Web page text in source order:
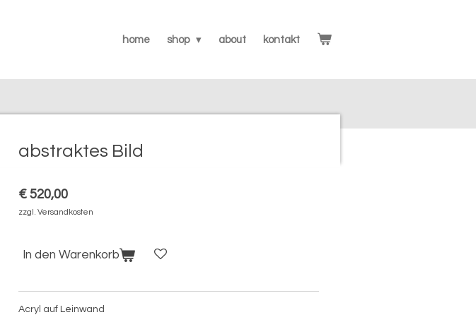
home shop about kontakt
abstraktes Bild
€ 520,00
zzgl. Versandkosten
In den Warenkorb
Acryl auf Leinwand